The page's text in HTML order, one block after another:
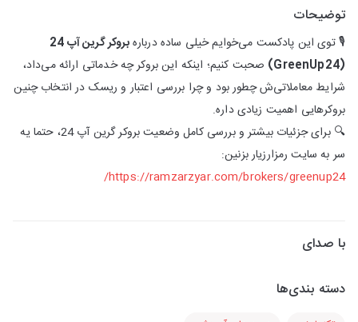
توضیحات
🎙️ توی این پادکست می‌خوایم خیلی ساده درباره
بروکر گرین آپ 24
(GreenUp24)
صحبت کنیم؛ اینکه این بروکر چه خدماتی ارائه می‌داد،
شرایط معاملاتی‌ش چطور بود و چرا بررسی اعتبار و ریسک در انتخاب چنین
بروکرهایی اهمیت زیادی داره.
🔍 برای جزئیات بیشتر و بررسی کامل وضعیت بروکر گرین آپ 24، حتما یه
سر به سایت رمزارزیار بزنین:
https://ramzarzyar.com/brokers/greenup24/
با صدای
دسته بندی‌ها